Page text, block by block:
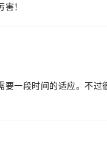
！
一段时间的适应。不过